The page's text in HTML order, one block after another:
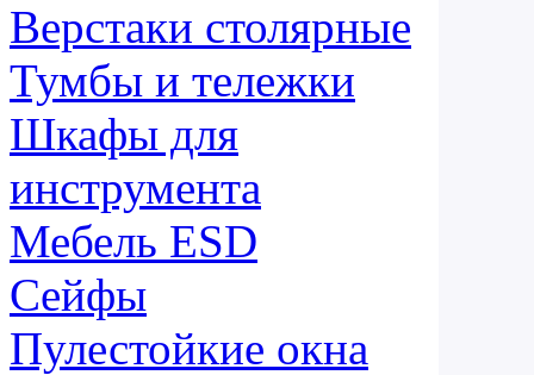
Верстаки столярные
Тумбы и тележки
Шкафы для
инструмента
Мебель ESD
Сейфы
Пулестойкие окна